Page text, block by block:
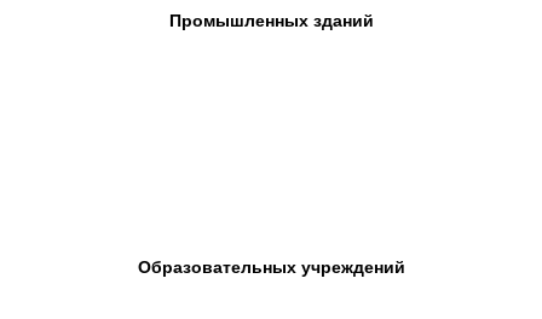
Промышленных зданий
Образовательных учреждений